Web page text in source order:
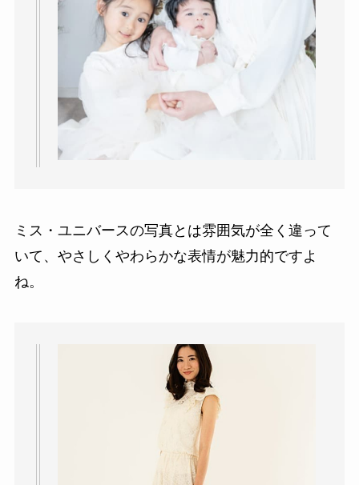
ミス・ユニバースの写真とは雰囲気が全く違って
いて、やさしくやわらかな表情が魅力的ですよ
ね。